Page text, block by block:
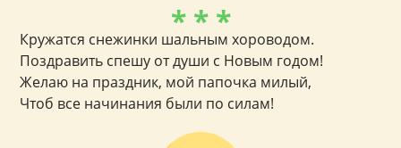
* * *
Кружатся снежинки шальным хороводом.
Поздравить спешу от души с Новым годом!
Желаю на праздник, мой папочка милый,
Чтоб все начинания были по силам!